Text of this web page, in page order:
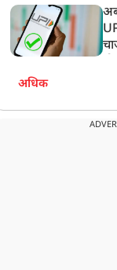
डीजल महंगा, गिग
ने किया विरोध! 20
किलोमीटर की मांग, 5
तक ऐप बंद
अधिक